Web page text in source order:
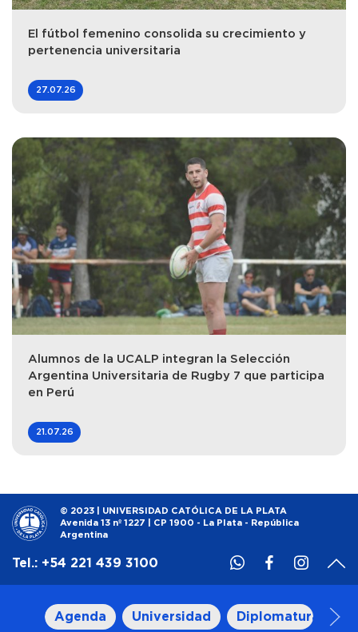
Agenda Universidad Diplomatura y
El fútbol femenino consolida su crecimiento y
pertenencia universitaria
27.07.26
Alumnos de la UCALP integran la Selección
Argentina Universitaria de Rugby 7 que participa
en Perú
21.07.26
© 2023 | UNIVERSIDAD CATÓLICA DE LA PLATA
Avenida 13 nº 1227 | CP 1900 - La Plata - República
Argentina
Tel.: +54 221 439 3100